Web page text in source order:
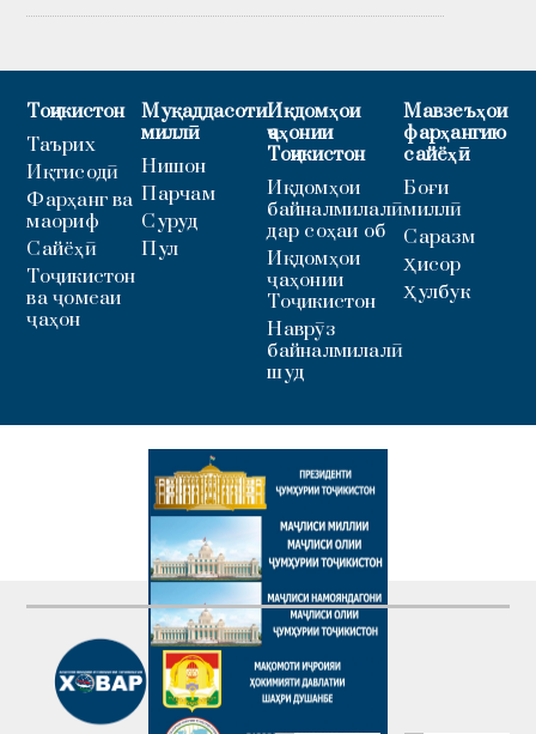
Тоҷикистон
Таърих
Иқтисодӣ
Фарҳанг ва
маориф
Сайёҳӣ
Тоҷикистон
ва ҷомеаи
ҷаҳон
Муқаддасоти
миллӣ
Нишон
Парчам
Суруд
Пул
Иқдомҳои
ҷаҳонии
Тоҷикистон
Иқдомҳои
байналмилалӣ
дар соҳаи об
Иқдомҳои
ҷаҳонии
Тоҷикистон
Наврӯз
байналмилалӣ
шуд
Мавзеъҳои
фарҳангию
сайёҳӣ
Боғи
миллӣ
Саразм
Ҳисор
Ҳулбук